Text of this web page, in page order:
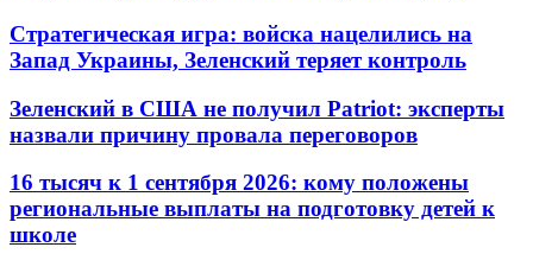
Стратегическая игра: войска нацелились на
Запад Украины, Зеленский теряет контроль
Зеленский в США не получил Patriot: эксперты
назвали причину провала переговоров
16 тысяч к 1 сентября 2026: кому положены
региональные выплаты на подготовку детей к
школе